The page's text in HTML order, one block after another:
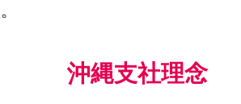
沖縄支社理念